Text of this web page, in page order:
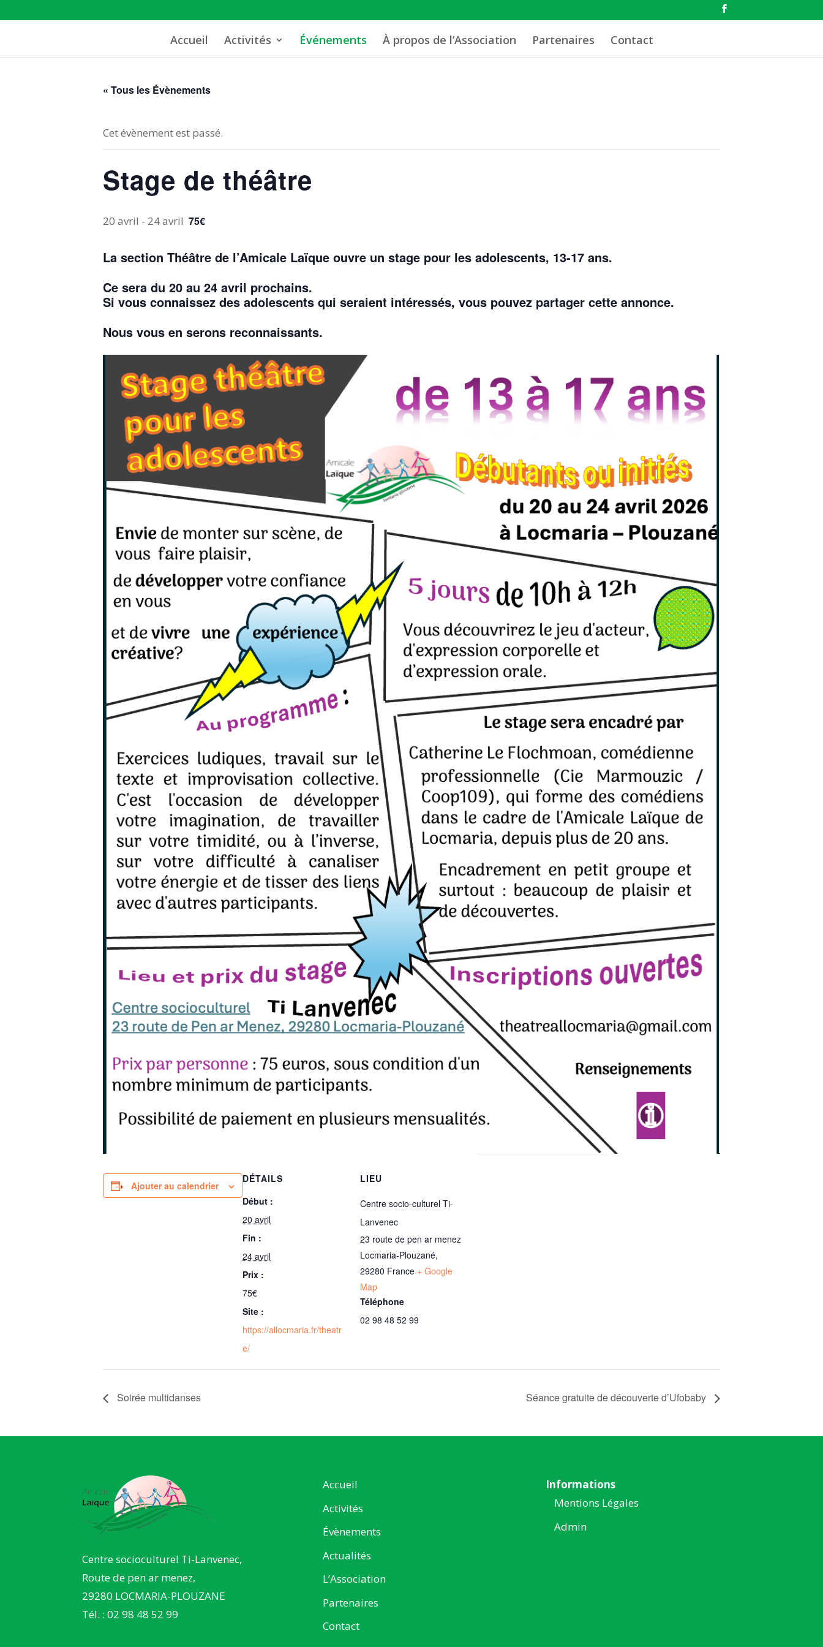
Accueil Activités Événements À propos de l’Association Partenaires Contact
« Tous les Évènements
Cet évènement est passé.
Stage de théâtre
20 avril - 24 avril 75€
La section Théâtre de l’Amicale Laïque ouvre un stage pour les adolescents, 13-17 ans.
Ce sera du 20 au 24 avril prochains.
Si vous connaissez des adolescents qui seraient intéressés, vous pouvez partager cette annonce.
Nous vous en serons reconnaissants.
Ajouter au calendrier
DÉTAILS
Début :
20 avril
Fin :
24 avril
Prix :
75€
Site :
https://allocmaria.fr/theatr
e/
LIEU
Centre socio-culturel Ti-
Lanvenec
23 route de pen ar menez
Locmaria-Plouzané,
29280 France + Google
Map
Téléphone
02 98 48 52 99
Soirée multidanses Séance gratuite de découverte d’Ufobaby
Centre socioculturel Ti-Lanvenec,
Route de pen ar menez,
29280 LOCMARIA-PLOUZANE
Tél. : 02 98 48 52 99
Accueil
Activités
Évènements
Actualités
L’Association
Partenaires
Contact
Informations
Mentions Légales
Admin